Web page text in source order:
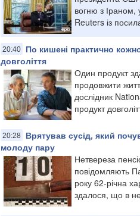
вогню з Іраном,
Reuters із
20:40
По кишені практично
довголіття
Один продукт
продовжити
дослідник
продукт
20:28
Врятував сусід, який
молоду пару
Нетвереза
повідомляють
року 62-річна
здалося, що в